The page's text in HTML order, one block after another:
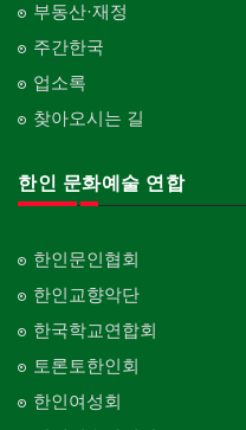
부동산·재정
주간한국
업소록
찾아오시는 길
한인 문화예술 연합
한인문인협회
한인교향악단
한국학교연합회
토론토한인회
한인여성회